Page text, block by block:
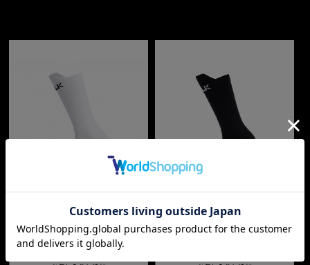
グリップソックス ミドル
¥1,650 （税込）
グリップソックス ミドル